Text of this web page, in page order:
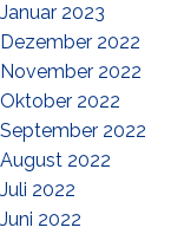
Januar 2023
Dezember 2022
November 2022
Oktober 2022
September 2022
August 2022
Juli 2022
Juni 2022